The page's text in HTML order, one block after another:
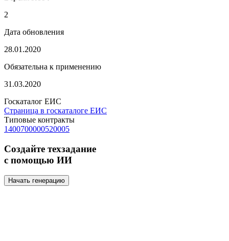
2
Дата обновления
28.01.2020
Обязательна к применению
31.03.2020
Госкаталог ЕИС
Страница в госкаталоге ЕИС
Типовые контракты
1400700000520005
Создайте техзадание
с помощью ИИ
Начать генерацию